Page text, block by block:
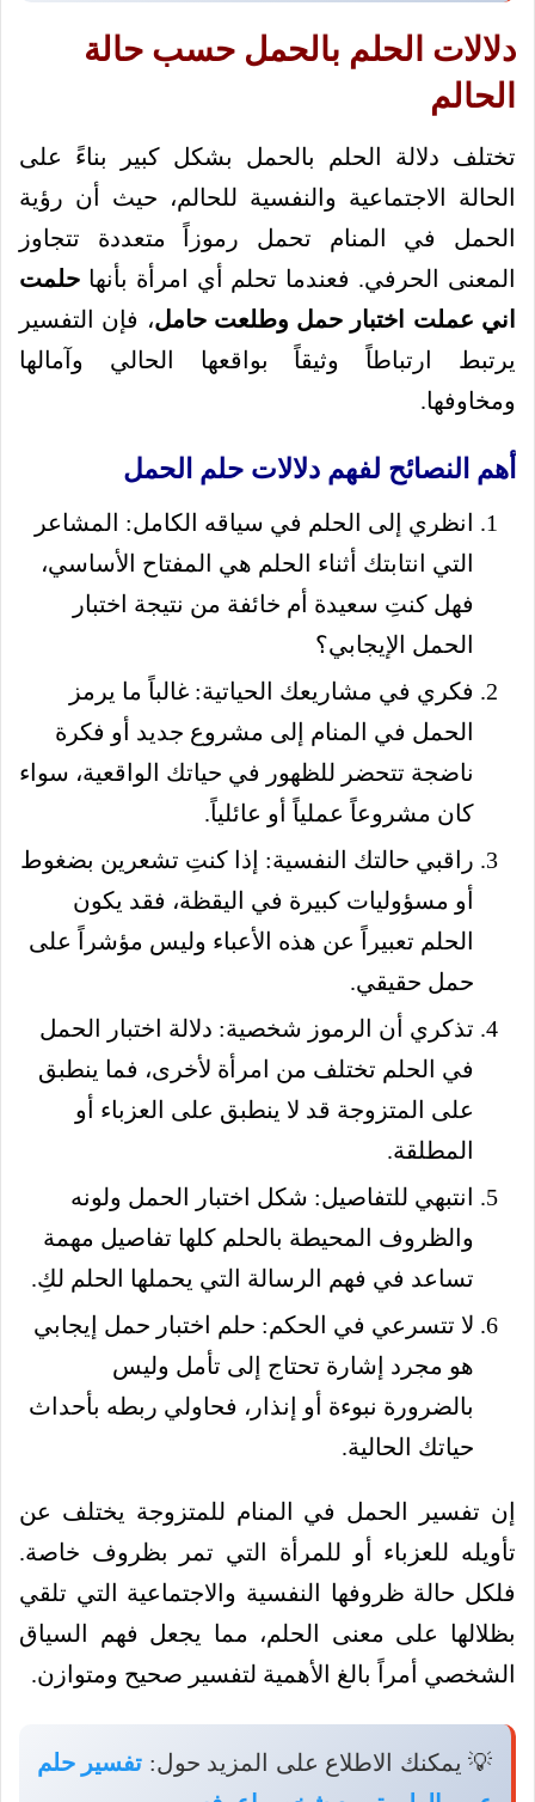
دلالات الحلم بالحمل حسب حالة
الحالم
تختلف دلالة الحلم بالحمل بشكل كبير بناءً على
الحالة الاجتماعية والنفسية للحالم، حيث أن رؤية
الحمل في المنام تحمل رموزاً متعددة تتجاوز
المعنى الحرفي. فعندما تحلم أي امرأة بأنها حلمت
اني عملت اختبار حمل وطلعت حامل، فإن التفسير
يرتبط ارتباطاً وثيقاً بواقعها الحالي وآمالها
ومخاوفها.
أهم النصائح لفهم دلالات حلم الحمل
انظري إلى الحلم في سياقه الكامل: المشاعر
التي انتابتك أثناء الحلم هي المفتاح الأساسي،
فهل كنتِ سعيدة أم خائفة من نتيجة اختبار
الحمل الإيجابي؟
فكري في مشاريعك الحياتية: غالباً ما يرمز
الحمل في المنام إلى مشروع جديد أو فكرة
ناضجة تتحضر للظهور في حياتك الواقعية، سواء
كان مشروعاً عملياً أو عائلياً.
راقبي حالتك النفسية: إذا كنتِ تشعرين بضغوط
أو مسؤوليات كبيرة في اليقظة، فقد يكون
الحلم تعبيراً عن هذه الأعباء وليس مؤشراً على
حمل حقيقي.
تذكري أن الرموز شخصية: دلالة اختبار الحمل
في الحلم تختلف من امرأة لأخرى، فما ينطبق
على المتزوجة قد لا ينطبق على العزباء أو
المطلقة.
انتبهي للتفاصيل: شكل اختبار الحمل ولونه
والظروف المحيطة بالحلم كلها تفاصيل مهمة
تساعد في فهم الرسالة التي يحملها الحلم لكِ.
لا تتسرعي في الحكم: حلم اختبار حمل إيجابي
هو مجرد إشارة تحتاج إلى تأمل وليس
بالضرورة نبوءة أو إنذار، فحاولي ربطه بأحداث
حياتك الحالية.
إن تفسير الحمل في المنام للمتزوجة يختلف عن
تأويله للعزباء أو للمرأة التي تمر بظروف خاصة.
فلكل حالة ظروفها النفسية والاجتماعية التي تلقي
بظلالها على معنى الحلم، مما يجعل فهم السياق
الشخصي أمراً بالغ الأهمية لتفسير صحيح ومتوازن.
💡 يمكنك الاطلاع على المزيد حول: تفسير حلم